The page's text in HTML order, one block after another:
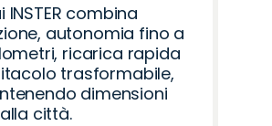
INSTER combina
autonomia fino a
ricarica rapida
trasformabile,
dimensioni
città.